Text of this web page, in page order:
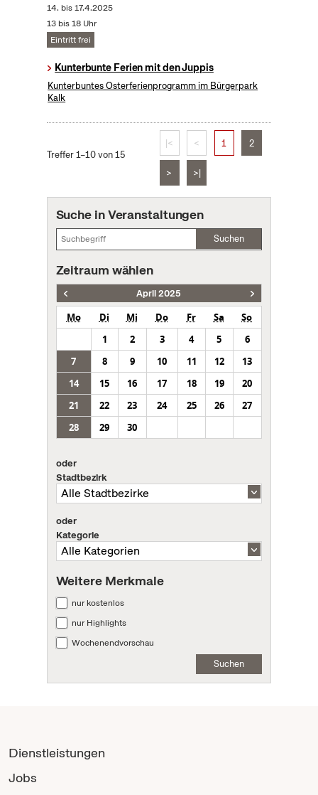
14. bis17.4.2025
13 bis 18 Uhr
Eintritt frei
Kunterbunte Ferien mit den Juppis
Kunterbuntes Osterferienprogramm im Bürgerpark
Kalk
Treffer 1–10 von 15
|< < 1 2
> >|
Suche in Veranstaltungen
Suchen
Zeitraum wählen
April 2025
Mo Di Mi Do Fr Sa
So
1
2 3 4 5
6
7
8 9 10 11 12
13
14
15 16 17 18 19
20
21
22 23 24 25 26
27
28
29 30
oder
Stadtbezirk
oder
Kategorie
Weitere Merkmale
nur kostenlos
nur Highlights
Wochenendvorschau
Suchen
Dienstleistungen
Jobs